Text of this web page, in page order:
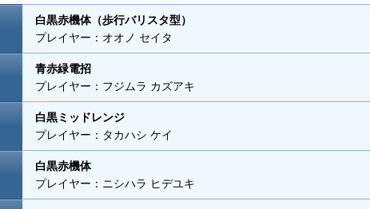
k
白黒赤機体（歩行バリスタ型）
プレイヤー：オオノ セイタ
青赤緑電招
プレイヤー：フジムラ カズアキ
白黒ミッドレンジ
プレイヤー：タカハシ ケイ
白黒赤機体
プレイヤー：ニシハラ ヒデユキ